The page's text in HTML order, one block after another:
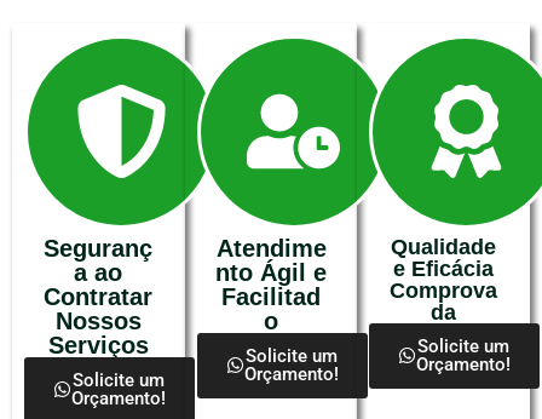
Seguranç
a ao
Contratar
Nossos
Serviços
Solicite um
Orçamento!
Atendime
nto Ágil e
Facilitad
o
Solicite um
Orçamento!
Qualidade
e Eficácia
Comprova
da
Solicite um
Orçamento!